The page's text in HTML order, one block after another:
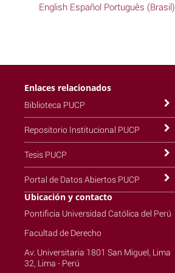
English Español Português (Brasil)
Enlaces relacionados
Biblioteca PUCP
Repositorio Institucional PUCP
Tesis PUCP
Portal de Datos Abiertos PUCP
Ubicación y contacto
Pontificia Universidad Católica del Perú
Facultad de Derecho
Av. Universitaria 1801 San Miguel, Lima
32, Lima - Perú